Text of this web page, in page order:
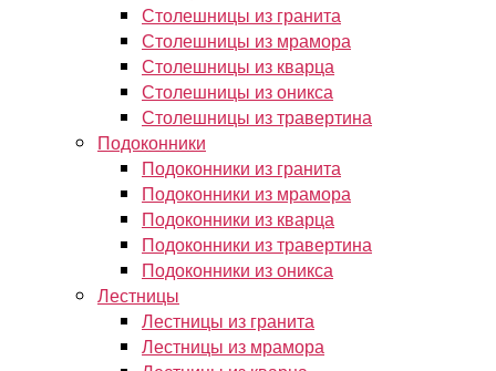
Столешницы из гранита
Столешницы из мрамора
Столешницы из кварца
Столешницы из оникса
Столешницы из травертина
Подоконники
Подоконники из гранита
Подоконники из мрамора
Подоконники из кварца
Подоконники из травертина
Подоконники из оникса
Лестницы
Лестницы из гранита
Лестницы из мрамора